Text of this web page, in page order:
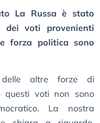
La Russa è stato
dei voti provenienti
forza politica sono
altre forze di
questi voti non sono
La nostra